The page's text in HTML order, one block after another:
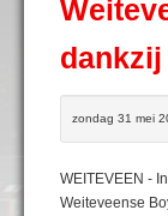
zondag 31 mei
WEITEVEEN -
Weiteveense